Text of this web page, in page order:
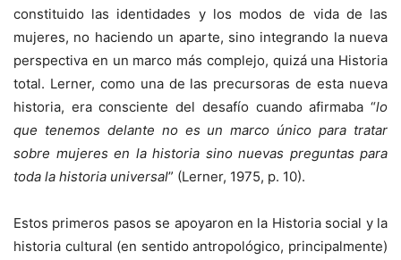
constituido las identidades y los modos de vida de las
mujeres, no haciendo un aparte, sino integrando la nueva
perspectiva en un marco más complejo, quizá una Historia
total. Lerner, como una de las precursoras de esta nueva
historia, era consciente del desafío cuando afirmaba “lo
que tenemos delante no es un marco único para tratar
sobre mujeres en la historia sino nuevas preguntas para
toda la historia universal” (Lerner, 1975, p. 10).
Estos primeros pasos se apoyaron en la Historia social y la
historia cultural (en sentido antropológico, principalmente)